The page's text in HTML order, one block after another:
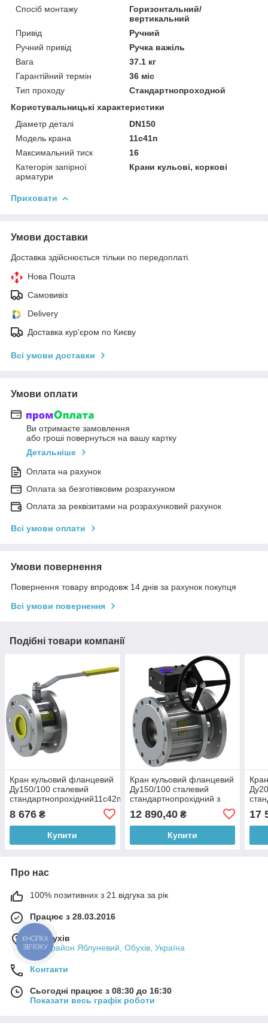
Спосіб монтажу
Горизонтальний/
вертикальний
Привід
Ручний
Ручний привід
Ручка важіль
Вага
37.1 кг
Гарантійний термін
36 міс
Тип проходу
Стандартнопроходной
Користувальницькі характеристики
Діаметр деталі
DN150
Модель крана
11c41п
Максимальний тиск
16
Категорія запірної
арматури
Крани кульові, коркові
Приховати
Умови доставки
Доставка здійснюється тільки по передоплаті.
Нова Пошта
Самовивіз
Delivery
Доставка кур'єром по Києву
Всі умови доставки
Умови оплати
Ви отримаєте замовлення
або гроші повернуться на вашу картку
Детальніше
Оплата на рахунок
Оплата за безготівковим розрахунком
Оплата за реквізитами на розрахунковий рахунок
Всі умови оплати
Умови повернення
Повернення товару впродовж 14 днів за рахунок покупця
Всі умови повернення
Подібні товари компанії
Кран кульовий фланцевий
Ду150/100 сталевий
стандартнопрохідний11с42п
8 676 ₴
Купити
Кран кульовий фланцевий
Ду150/100 сталевий
стандартнопрохідний з
BREEZE
12 890,40₴
Купити
17
Про нас
100% позитивних з 21 відгука за рік
Працює з 28.03.2016
м. Обухів
мікрорайон Яблуневий, Обухів, Україна
Контакти
Сьогодні працює з 08:30 до 16:30
Показати весь графік роботи
КНОПКА
ЗВ'ЯЗКУ